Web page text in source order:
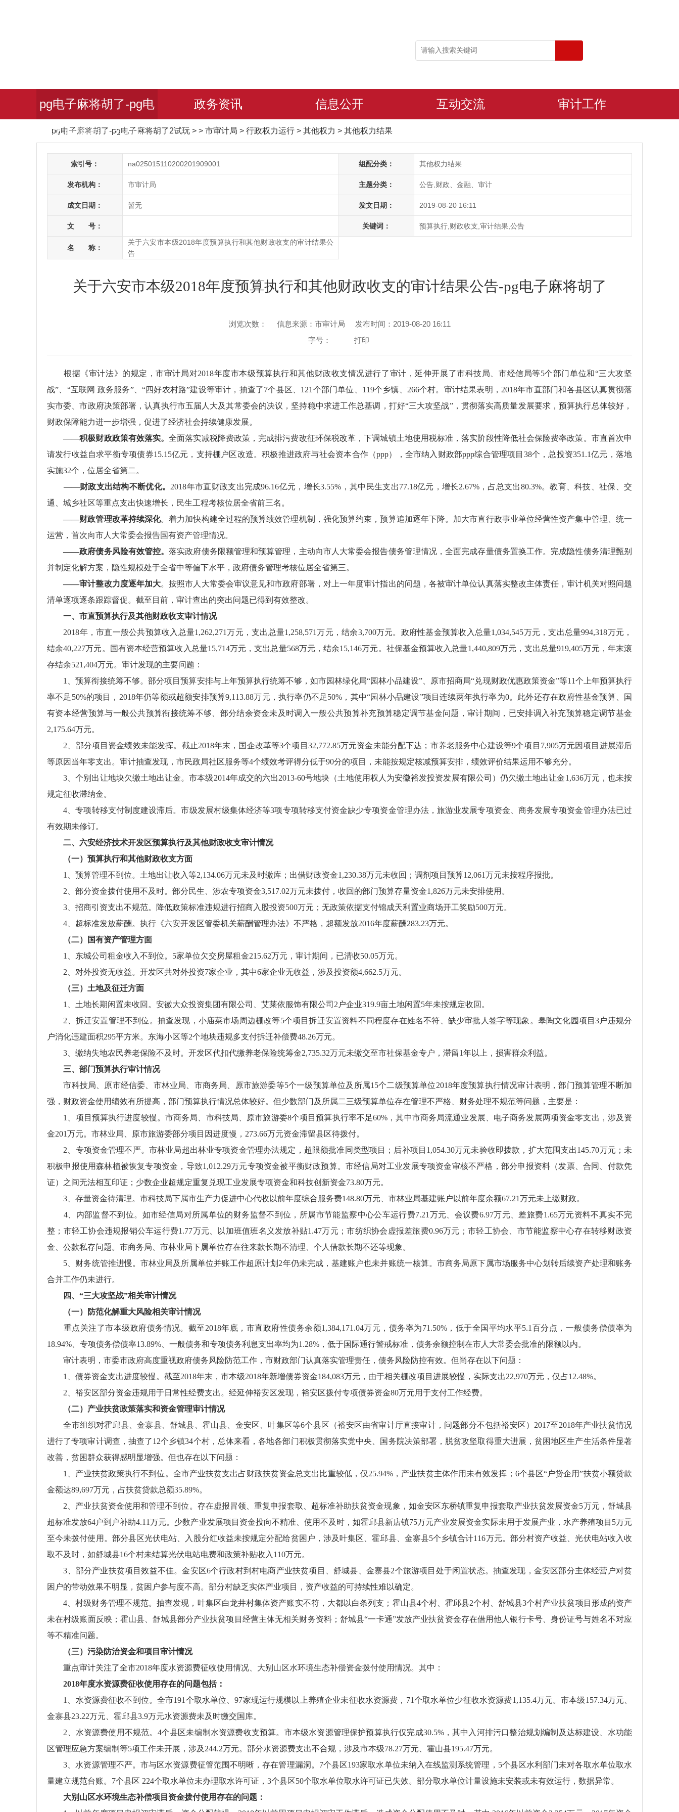
pg电子麻将胡了-pg电
子麻将胡了2试玩
政务资讯 信息公开 互动交流 审计工作
pg电子麻将胡了-pg电子麻将胡了2试玩 > > 市审计局 > 行政权力运行 > 其他权力 > 其他权力结果
索引号： na025015110200201909001 组配分类： 其他权力结果
发布机构： 市审计局 主题分类： 公告,财政、金融、审计
成文日期： 暂无 发文日期： 2019-08-20 16:11
文 号： 关键词： 预算执行,财政收支,审计结果,公告
名 称：
关于六安市本级2018年度预算执行和其他财政收支的审计结果公
告
关于六安市本级2018年度预算执行和其他财政收支的审计结果公告-pg电子麻将胡了
浏览次数： 信息来源：市审计局
发布时间：2019-08-20 16:11
字号：
打印
根据《审计法》的规定，市审计局对2018年度市本级预算执行和其他财政收支情况进行了审计，延伸开展了市科技局、市经信局等5个部门单位和“三大攻坚
战”、“互联网 政务服务”、“四好农村路”建设等审计，抽查了7个县区、121个部门单位、119个乡镇、266个村。审计结果表明，2018年市直部门和各县区认真贯彻落
实市委、市政府决策部署，认真执行市五届人大及其常委会的决议，坚持稳中求进工作总基调，打好“三大攻坚战”，贯彻落实高质量发展要求，预算执行总体较好，
财政保障能力进一步增强，促进了经济社会持续健康发展。
——积极财政政策有效落实。全面落实减税降费政策，完成排污费改征环保税改革，下调城镇土地使用税标准，落实阶段性降低社会保险费率政策。市直首次申
请发行收益自求平衡专项债券15.15亿元，支持棚户区改造。积极推进政府与社会资本合作（ppp），全市纳入财政部ppp综合管理项目38个，总投资351.1亿元，落地
实施32个，位居全省第二。
——财政支出结构不断优化。 2018年市直财政支出完成96.16亿元，增长3.55%，其中民生支出77.18亿元，增长2.67%，占总支出80.3%。教育、科技、社保、交
通、城乡社区等重点支出快速增长，民生工程考核位居全省前三名。
——财政管理改革持续深化。着力加快构建全过程的预算绩效管理机制，强化预算约束，预算追加逐年下降。加大市直行政事业单位经营性资产集中管理、统一
运营，首次向市人大常委会报告国有资产管理情况。
——政府债务风险有效管控。落实政府债务限额管理和预算管理，主动向市人大常委会报告债务管理情况，全面完成存量债务置换工作。完成隐性债务清理甄别
并制定化解方案，隐性规模处于全省中等偏下水平，政府债务管理考核位居全省第三。
——审计整改力度逐年加大。按照市人大常委会审议意见和市政府部署，对上一年度审计指出的问题，各被审计单位认真落实整改主体责任，审计机关对照问题
清单逐项逐条跟踪督促。截至目前，审计查出的突出问题已得到有效整改。
一、市直预算执行及其他财政收支审计情况
2018年，市直一般公共预算收入总量1,262,271万元，支出总量1,258,571万元，结余3,700万元。政府性基金预算收入总量1,034,545万元，支出总量994,318万元，
结余40,227万元。国有资本经营预算收入总量15,714万元，支出总量568万元，结余15,146万元。社保基金预算收入总量1,440,809万元，支出总量919,405万元，年末滚
存结余521,404万元。审计发现的主要问题：
1、预算衔接统筹不够。部分项目预算安排与上年预算执行统筹不够，如市园林绿化局“园林小品建设”、原市招商局“兑现财政优惠政策资金”等11个上年预算执行
率不足50%的项目，2018年仍等额或超额安排预算9,113.88万元，执行率仍不足50%，其中“园林小品建设”项目连续两年执行率为0。此外还存在政府性基金预算、国
有资本经营预算与一般公共预算衔接统筹不够、部分结余资金未及时调入一般公共预算补充预算稳定调节基金问题，审计期间，已安排调入补充预算稳定调节基金
2,175.64万元。
2、部分项目资金绩效未能发挥。截止2018年末，国企改革等3个项目32,772.85万元资金未能分配下达；市养老服务中心建设等9个项目7,905万元因项目进展滞后
等原因当年零支出。审计抽查发现，市民政局社区服务等4个绩效考评得分低于90分的项目，未能按规定核减预算安排，绩效评价结果运用不够充分。
3、个别出让地块欠缴土地出让金。市本级2014年成交的六出2013-60号地块（土地使用权人为安徽裕发投资发展有限公司）仍欠缴土地出让金1,636万元，也未按
规定征收滞纳金。
4、专项转移支付制度建设滞后。市级发展村级集体经济等3项专项转移支付资金缺少专项资金管理办法，旅游业发展专项资金、商务发展专项资金管理办法已过
有效期未修订。
二、六安经济技术开发区预算执行及其他财政收支审计情况
（一）预算执行和其他财政收支方面
1、预算管理不到位。土地出让收入等2,134.06万元未及时缴库；出借财政资金1,230.38万元未收回；调剂项目预算12,061万元未按程序报批。
2、部分资金拨付使用不及时。部分民生、涉农专项资金3,517.02万元未拨付，收回的部门预算存量资金1,826万元未安排使用。
3、招商引资支出不规范。降低政策标准违规进行招商入股投资500万元；无政策依据支付锦成天利置业商场开工奖励500万元。
4、超标准发放薪酬。执行《六安开发区管委机关薪酬管理办法》不严格，超额发放2016年度薪酬283.23万元。
（二）国有资产管理方面
1、东城公司租金收入不到位。5家单位欠交房屋租金215.62万元，审计期间，已清收50.05万元。
2、对外投资无收益。开发区共对外投资7家企业，其中6家企业无收益，涉及投资额4,662.5万元。
（三）土地及征迁方面
1、土地长期闲置未收回。安徽大众投资集团有限公司、艾莱依服饰有限公司2户企业319.9亩土地闲置5年未按规定收回。
2、拆迁安置管理不到位。抽查发现，小庙菜市场周边棚改等5个项目拆迁安置资料不同程度存在姓名不符、缺少审批人签字等现象。皋陶文化园项目3户违规分
户消化违建面积295平方米。东海小区等2个地块违规多支付拆迁补偿费48.26万元。
3、缴纳失地农民养老保险不及时。开发区代扣代缴养老保险统筹金2,735.32万元未缴交至市社保基金专户，滞留1年以上，损害群众利益。
三、部门预算执行审计情况
市科技局、原市经信委、市林业局、市商务局、原市旅游委等5个一级预算单位及所属15个二级预算单位2018年度预算执行情况审计表明，部门预算管理不断加
强，财政资金使用绩效有所提高，部门预算执行情况总体较好。但少数部门及所属二三级预算单位存在管理不严格、财务处理不规范等问题，主要是：
1、项目预算执行进度较慢。市商务局、市科技局、原市旅游委8个项目预算执行率不足60%，其中市商务局流通业发展、电子商务发展两项资金零支出，涉及资
金201万元。市林业局、原市旅游委部分项目因进度慢，273.66万元资金滞留县区待拨付。
2、专项资金管理不严。市林业局超出林业专项资金管理办法规定，超限额批准同类型项目；后补项目1,054.30万元未验收即拨款，扩大范围支出145.70万元；未
积极申报使用森林植被恢复专项资金，导致1,012.29万元专项资金被平衡财政预算。市经信局对工业发展专项资金审核不严格，部分申报资料（发票、合同、付款凭
证）之间无法相互印证；少数企业超规定重复兑现工业发展专项资金和科技创新资金73.80万元。
3、存量资金待清理。市科技局下属市生产力促进中心代收以前年度综合服务费148.80万元、市林业局基建账户以前年度余额67.21万元未上缴财政。
4、内部监督不到位。如市经信局对所属单位的财务监督不到位，所属市节能监察中心公车运行费7.21万元、会议费6.97万元、差旅费1.65万元资料不真实不完
整；市轻工协会违规报销公车运行费1.77万元、以加班值班名义发放补贴1.47万元；市纺织协会虚报差旅费0.96万元；市轻工协会、市节能监察中心存在转移财政资
金、公款私存问题。市商务局、市林业局下属单位存在往来款长期不清理、个人借款长期不还等现象。
5、财务统管推进慢。市林业局及所属单位并账工作超原计划2年仍未完成，基建账户也未并账统一核算。市商务局原下属市场服务中心划转后续资产处理和账务
合并工作仍未进行。
四、“三大攻坚战”相关审计情况
（一）防范化解重大风险相关审计情况
重点关注了市本级政府债务情况。截至2018年底，市直政府性债务余额1,384,171.04万元，债务率为71.50%，低于全国平均水平5.1百分点，一般债务偿债率为
18.94%、专项债务偿债率13.89%、一般债务和专项债务利息支出率均为1.28%，低于国际通行警戒标准，债务余额控制在市人大常委会批准的限额以内。
审计表明，市委市政府高度重视政府债务风险防范工作，市财政部门认真落实管理责任，债务风险防控有效。但尚存在以下问题：
1、债券资金支出进度较慢。截至2018年末，市本级2018年新增债券资金184,083万元，由于相关棚改项目进展较慢，实际支出22,970万元，仅占12.48%。
2、裕安区部分资金违规用于日常性经费支出。经延伸裕安区发现，裕安区拨付专项债券资金80万元用于支付工作经费。
（二）产业扶贫政策落实和资金管理审计情况
全市组织对霍邱县、金寨县、舒城县、霍山县、金安区、叶集区等6个县区（裕安区由省审计厅直接审计，问题部分不包括裕安区）2017至2018年产业扶贫情况
进行了专项审计调查，抽查了12个乡镇34个村，总体来看，各地各部门积极贯彻落实党中央、国务院决策部署，脱贫攻坚取得重大进展，贫困地区生产生活条件显著
改善，贫困群众获得感明显增强。但也存在以下问题：
1、产业扶贫政策执行不到位。全市产业扶贫支出占财政扶贫资金总支出比重较低，仅25.94%，产业扶贫主体作用未有效发挥；6个县区“户贷企用”扶贫小额贷款
金额达89,697万元，占扶贫贷款总额35.89%。
2、产业扶贫资金使用和管理不到位。存在虚报冒领、重复申报套取、超标准补助扶贫资金现象，如金安区东桥镇重复申报套取产业扶贫发展资金5万元，舒城县
超标准发放64户到户补助4.11万元。少数产业发展项目资金投向不精准、使用不及时，如霍邱县新店镇75万元产业发展资金实际未用于发展产业，水产养殖项目5万元
至今未拨付使用。部分县区光伏电站、入股分红收益未按规定分配给贫困户，涉及叶集区、霍邱县、金寨县5个乡镇合计116万元。部分村资产收益、光伏电站收入收
取不及时，如舒城县16个村未结算光伏电站电费和政策补贴收入110万元。
3、部分产业扶贫项目效益不佳。金安区6个行政村到村电商产业扶贫项目、舒城县、金寨县2个旅游项目处于闲置状态。抽查发现，金安区部分主体经营户对贫
困户的带动效果不明显，贫困户参与度不高。部分村缺乏实体产业项目，资产收益的可持续性难以确定。
4、村级财务管理不规范。抽查发现，叶集区白龙井村集体资产账实不符，大都以白条列支；霍山县4个村、霍邱县2个村、舒城县3个村产业扶贫项目形成的资产
未在村级账面反映；霍山县、舒城县部分产业扶贫项目经营主体无相关财务资料；舒城县“一卡通”发放产业扶贫资金存在借用他人银行卡号、身份证号与姓名不对应
等不精准问题。
（三）污染防治资金和项目审计情况
重点审计关注了全市2018年度水资源费征收使用情况、大别山区水环境生态补偿资金拨付使用情况。其中：
2018年度水资源费征收使用存在的问题包括：
1、水资源费征收不到位。全市191个取水单位、97家现运行规模以上养殖企业未征收水资源费，71个取水单位少征收水资源费1,135.4万元。市本级157.34万元、
金寨县23.22万元、霍邱县3.9万元水资源费未及时缴交国库。
2、水资源费使用不规范。4个县区未编制水资源费收支预算。市本级水资源管理保护预算执行仅完成30.5%，其中入河排污口整治规划编制及达标建设、水功能
区管理应急方案编制等5项工作未开展，涉及244.2万元。部分水资源费支出不合规，涉及市本级78.27万元、霍山县195.47万元。
3、水资源管理不严。市与区水资源费征管范围不明晰，存在管理漏洞。7个县区193家取水单位未纳入在线监测系统管理，5个县区水利部门未对各取水单位取水
量建立规范台账。7个县区 224个取水单位未办理取水许可证，3个县区50个取水单位取水许可证已失效。部分取水单位计量设施未安装或未有效运行，数据异常。
大别山区水环境生态补偿项目资金拨付使用存在的问题：